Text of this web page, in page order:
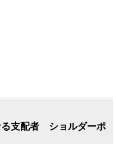
る支配者 ショルダーポ